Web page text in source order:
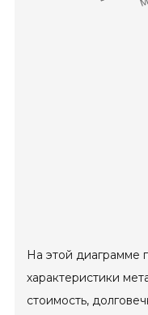
На этой диаграмме
характеристики
стоимость,